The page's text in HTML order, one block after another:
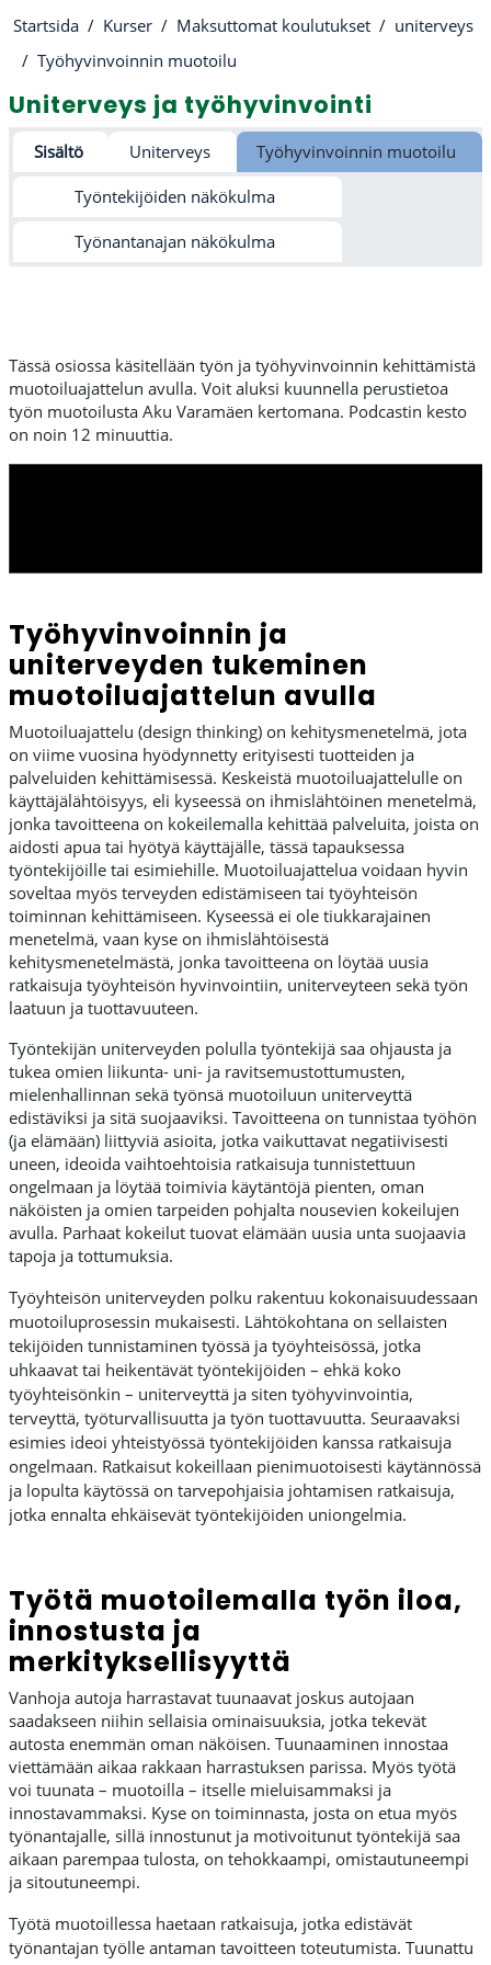
Startsida Kurser Maksuttomat koulutukset
uniterveys
Työhyvinvoinnin muotoilu
Uniterveys ja työhyvinvointi
Avsnittsöversikt
Sisältö Uniterveys Työhyvinvoinnin muotoilu
Työntekijöiden näkökulma
Työnantanajan näkökulma
Tässä osiossa käsitellään työn ja työhyvinvoinnin kehittämistä
muotoiluajattelun avulla. Voit aluksi kuunnella perustietoa
työn muotoilusta Aku Varamäen kertomana. Podcastin kesto
on noin 12 minuuttia.
Työhyvinvoinnin ja
uniterveyden tukeminen
muotoiluajattelun avulla
Muotoiluajattelu (design thinking) on kehitysmenetelmä, jota
on viime vuosina hyödynnetty erityisesti tuotteiden ja
palveluiden kehittämisessä. Keskeistä muotoiluajattelulle on
käyttäjälähtöisyys, eli kyseessä on ihmislähtöinen menetelmä,
jonka tavoitteena on kokeilemalla kehittää palveluita, joista on
aidosti apua tai hyötyä käyttäjälle, tässä tapauksessa
työntekijöille tai esimiehille. Muotoiluajattelua voidaan hyvin
soveltaa myös terveyden edistämiseen tai työyhteisön
toiminnan kehittämiseen. Kyseessä ei ole tiukkarajainen
menetelmä, vaan kyse on ihmislähtöisestä
kehitysmenetelmästä, jonka tavoitteena on löytää uusia
ratkaisuja työyhteisön hyvinvointiin, uniterveyteen sekä työn
laatuun ja tuottavuuteen.
Työntekijän uniterveyden polulla työntekijä saa ohjausta ja
tukea omien liikunta- uni- ja ravitsemustottumusten,
mielenhallinnan sekä työnsä muotoiluun uniterveyttä
edistäviksi ja sitä suojaaviksi. Tavoitteena on tunnistaa työhön
(ja elämään) liittyviä asioita, jotka vaikuttavat negatiivisesti
uneen, ideoida vaihtoehtoisia ratkaisuja tunnistettuun
ongelmaan ja löytää toimivia käytäntöjä pienten, oman
näköisten ja omien tarpeiden pohjalta nousevien kokeilujen
avulla. Parhaat kokeilut tuovat elämään uusia unta suojaavia
tapoja ja tottumuksia.
Työyhteisön uniterveyden polku rakentuu kokonaisuudessaan
muotoiluprosessin mukaisesti. Lähtökohtana on sellaisten
tekijöiden tunnistaminen työssä ja työyhteisössä, jotka
uhkaavat tai heikentävät työntekijöiden – ehkä koko
työyhteisönkin – uniterveyttä ja siten työhyvinvointia,
terveyttä, työturvallisuutta ja työn tuottavuutta. Seuraavaksi
esimies ideoi yhteistyössä työntekijöiden kanssa ratkaisuja
ongelmaan. Ratkaisut kokeillaan pienimuotoisesti käytännössä
ja lopulta käytössä on tarvepohjaisia johtamisen ratkaisuja,
jotka ennalta ehkäisevät työntekijöiden uniongelmia.
Työtä muotoilemalla työn iloa,
innostusta ja
merkityksellisyyttä
Vanhoja autoja harrastavat tuunaavat joskus autojaan
saadakseen niihin sellaisia ominaisuuksia, jotka tekevät
autosta enemmän oman näköisen. Tuunaaminen innostaa
viettämään aikaa rakkaan harrastuksen parissa. Myös työtä
voi tuunata – muotoilla – itselle mieluisammaksi ja
innostavammaksi. Kyse on toiminnasta, josta on etua myös
työnantajalle, sillä innostunut ja motivoitunut työntekijä saa
aikaan parempaa tulosta, on tehokkaampi, omistautuneempi
ja sitoutuneempi.
Työtä muotoillessa haetaan ratkaisuja, jotka edistävät
työnantajan työlle antaman tavoitteen toteutumista. Tuunattu